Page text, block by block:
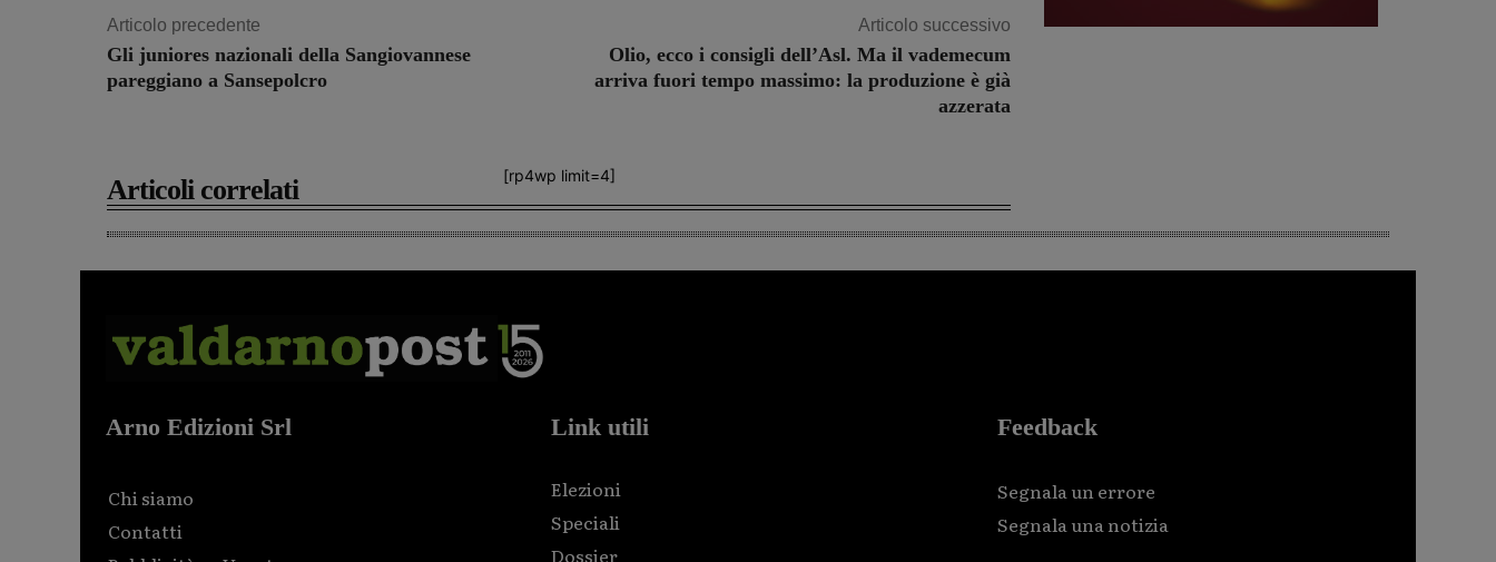
Articolo precedente
Gli juniores nazionali della Sangiovannese
pareggiano a Sansepolcro
Articolo successivo
Olio, ecco i consigli dell’Asl. Ma il vademecum
arriva fuori tempo massimo: la produzione è già
azzerata
[rp4wp limit=4]
Articoli correlati
Arno Edizioni Srl
Chi siamo
Contatti
Link utili
Elezioni
Speciali
Dossier
Feedback
Segnala un errore
Segnala una notizia